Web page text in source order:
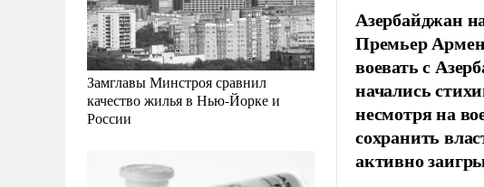
Замглавы Минстроя сравнил
качество жилья в Нью-Йорке и
России
Азербайджан
Премьер
воевать с
начались
несмотря на
сохранить
активно